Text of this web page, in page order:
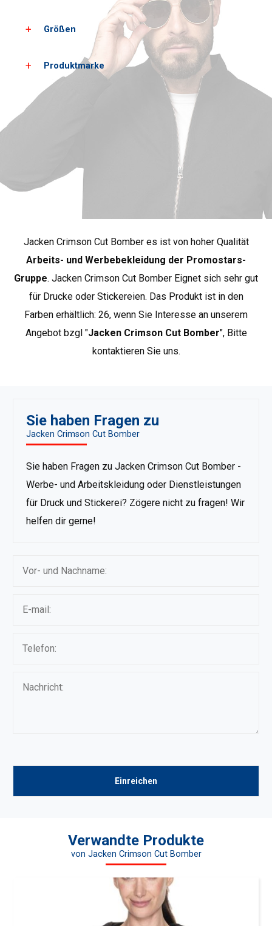
Laden Sie alle Produktbilder herunter
Laden Sie PDF-Karten herunter
Größen
Herrengrößen* S
*ungefähre Maße +/- 2 cm
Produktmarke
Crimson Cut sind Produkte, die sich durch
Charakter auszeichnen. Hier finden Sie interessante,
untypische Schnitte, die sich durch hohe Standards bei
den verwendeten Materialien und der Verarbeitung
aus Bio-Baumwolle. Crimson Cut ist die beste Wahl für
Kunden, die höchste Qualität und Design schätzen sowie
für diejenigen, die unter der Werbekleidung nach
Premium-Produkten suchen..Weitere Crimson Cut-
Jacken Crimson Cut Bomber es ist von hoher Qualität
Arbeits- und Werbebekleidung der Promostars-
Gruppe. Jacken Crimson Cut Bomber Eignet sich sehr gut
für Drucke oder Stickereien. Das Produkt ist in den
Farben erhältlich: 26, wenn Sie Interesse an unserem
Angebot bzgl "Jacken Crimson Cut Bomber", Bitte
kontaktieren Sie uns.
Sie haben Fragen zu
Jacken Crimson Cut Bomber
Sie haben Fragen zu Jacken Crimson Cut Bomber -
Werbe- und Arbeitskleidung oder Dienstleistungen
für Druck und Stickerei? Zögere nicht zu fragen! Wir
helfen dir gerne!
Verwandte Produkte
von Jacken Crimson Cut Bomber